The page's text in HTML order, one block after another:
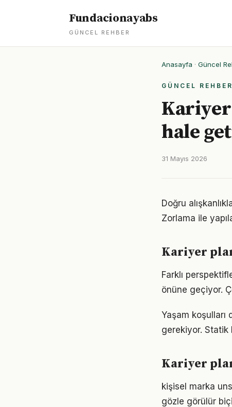
Fundacionayabs
GÜNCEL REHBER
Anasayfa · Güncel
GÜNCEL REHBER
Kariyer
hale
31 Mayıs 2026
Doğru
Zorlama ile
Kariyer
Farklı
önüne geçiyor.
Yaşam
gerekiyor. Statik
Kariyer
kişisel marka
gözle görülür